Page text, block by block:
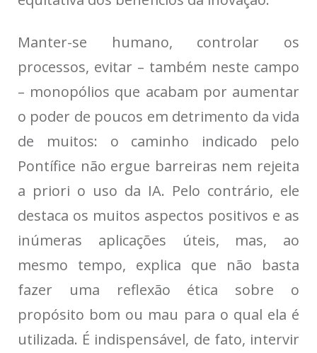
Manter-se humano, controlar os
processos, evitar – também neste campo
– monopólios que acabam por aumentar
o poder de poucos em detrimento da vida
de muitos: o caminho indicado pelo
Pontífice não ergue barreiras nem rejeita
a priori o uso da IA. Pelo contrário, ele
destaca os muitos aspectos positivos e as
inúmeras aplicações úteis, mas, ao
mesmo tempo, explica que não basta
fazer uma reflexão ética sobre o
propósito bom ou mau para o qual ela é
utilizada. É indispensável, de fato, intervir